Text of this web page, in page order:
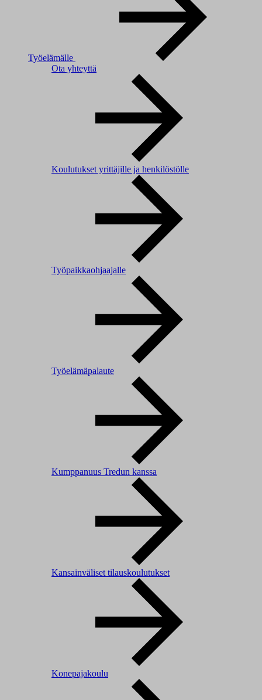
Työelämälle
Ota yhteyttä
Koulutukset yrittäjille ja henkilöstölle
Työpaikkaohjaajalle
Työelämäpalaute
Kumppanuus Tredun kanssa
Kansainväliset tilauskoulutukset
Konepajakoulu